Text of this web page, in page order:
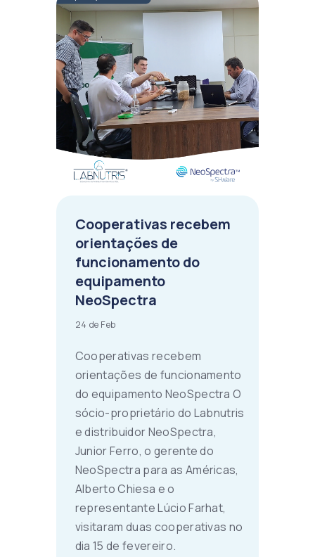
Cooperativas recebem
orientações de
funcionamento do
equipamento
NeoSpectra
24 de Feb
Cooperativas recebem
orientações de funcionamento
do equipamento NeoSpectra O
sócio-proprietário do Labnutris
e distribuidor NeoSpectra,
Junior Ferro, o gerente do
NeoSpectra para as Américas,
Alberto Chiesa e o
representante Lúcio Farhat,
visitaram duas cooperativas no
dia 15 de fevereiro.